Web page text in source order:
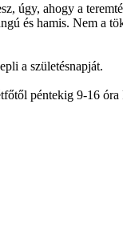
úgy, ahogy a
és hamis. Nem a
a születésnapját.
péntekig 9-16 óra